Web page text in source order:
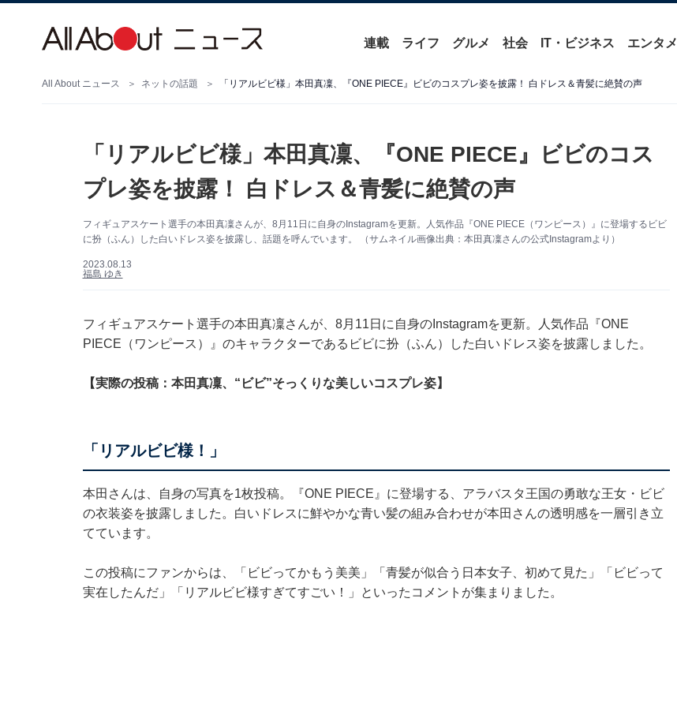
連載 ライフ グルメ 社会 IT・ビジネス エンタメ
All About ニュース ネットの話題 「リアルビビ様」本田真凜、『ONE PIECE』ビビのコスプレ姿を披露！ 白ドレス＆青髪に絶賛の声
「リアルビビ様」本田真凜、『ONE PIECE』ビビのコス
プレ姿を披露！ 白ドレス＆青髪に絶賛の声
フィギュアスケート選手の本田真凜さんが、8月11日に自身のInstagramを更新。人気作品『ONE PIECE（ワンピース）』に登場するビビ
に扮（ふん）した白いドレス姿を披露し、話題を呼んでいます。 （サムネイル画像出典：本田真凜さんの公式Instagramより）
2023.08.13
福島 ゆき
フィギュアスケート選手の本田真凜さんが、8月11日に自身のInstagramを更新。人気作品『ONE
PIECE（ワンピース）』のキャラクターであるビビに扮（ふん）した白いドレス姿を披露しました。
【実際の投稿：本田真凜、“ビビ”そっくりな美しいコスプレ姿】
「リアルビビ様！」
本田さんは、自身の写真を1枚投稿。『ONE PIECE』に登場する、アラバスタ王国の勇敢な王女・ビビ
の衣装姿を披露しました。白いドレスに鮮やかな青い髪の組み合わせが本田さんの透明感を一層引き立
てています。
この投稿にファンからは、「ビビってかもう美美」「青髪が似合う日本女子、初めて見た」「ビビって
実在したんだ」「リアルビビ様すぎてすごい！」といったコメントが集まりました。